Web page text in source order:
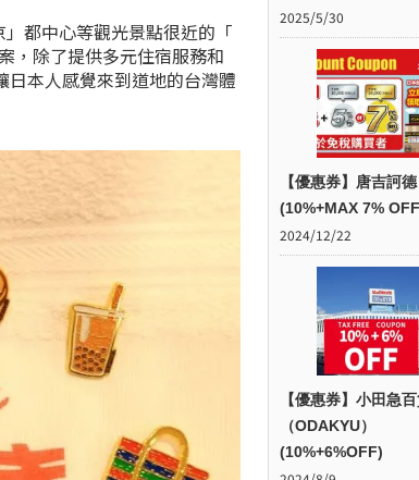
都中心等觀光景點很近的「
，除了提供多元住宿服務和
本人感覺來到道地的台灣體
2025/5/30
【優惠券】唐吉訶德
(10%+MAX 7%
2024/12/22
【優惠券】小田急
（ODAKYU）
(10%+6%OFF)